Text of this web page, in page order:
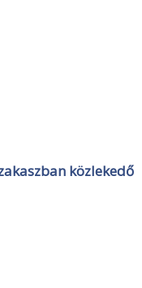
közlekedő